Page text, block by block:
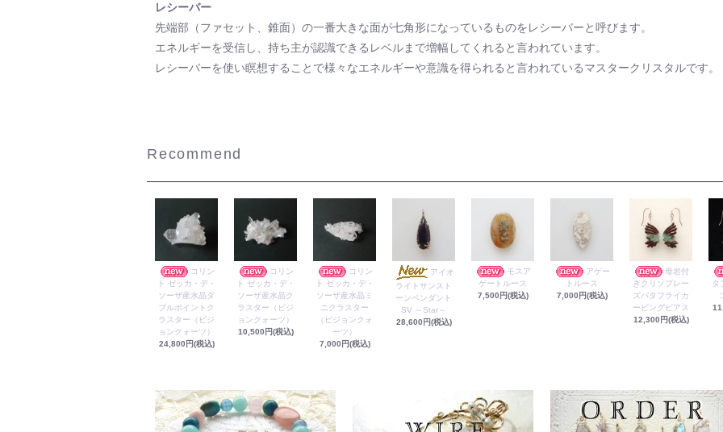
レシーバー
先端部（ファセット、錐面）の一番大きな面が七角形になっているものをレシーバーと呼びます。
エネルギーを受信し、持ち主が認識できるレベルまで増幅してくれると言われています。
レシーバーを使い瞑想することで様々なエネルギーや意識を得られると言われているマスタークリスタルです。
Recommend
コリン
ト ゼッカ・デ・
ソーザ産水晶ダ
ブルポイントク
ラスター（ビジ
ョンクォーツ）
24,800円(税込)
コリン
ト ゼッカ・デ・
ソーザ産水晶ク
ラスター（ビジ
ョンクォーツ）
10,500円(税込)
コリン
ト ゼッカ・デ・
ソーザ産水晶ミ
ニクラスター
（ビジョンクォ
ーツ）
7,000円(税込)
アイオ
ライトサンスト
ーンペンダント
SV ～Star～
28,600円(税込)
モスア
ゲートルース
7,500円(税込)
アゲー
トルース
7,000円(税込)
母岩付
きクリソプレー
ズバタフライカ
ービングピアス
12,300円(税込)
タ